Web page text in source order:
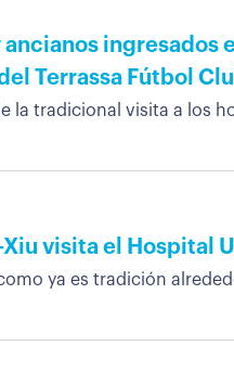
ancianos
Terrassa Fútbol
la tradicional visita a los
Xiu visita el Hospital
ya es tradición